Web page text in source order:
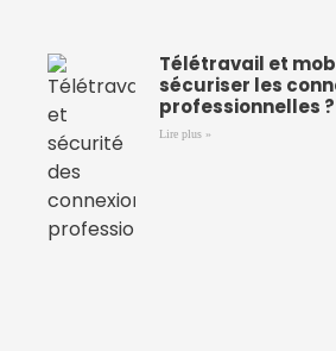
Télétravail et
sécuriser les
professionnelles ?
Lire plus »